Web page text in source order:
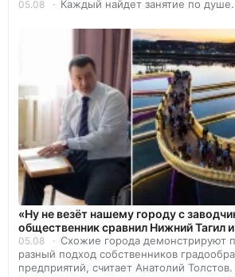
05.08 Каждый найдет занятие по душе.
«Ну не везёт нашему городу с
общественник сравнил Нижний Тагил
05.08
Схожие города демонстрируют
разный подход собственников
предприятий, считает Анатолий Толстов.